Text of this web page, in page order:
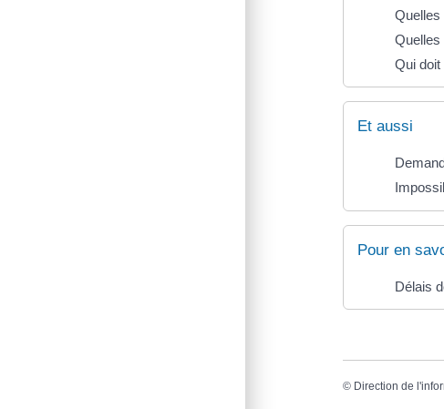
Quelles
Qui
Et aussi
Pour en
Délais
© Direction de